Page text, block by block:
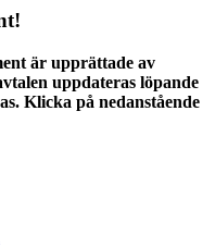
är upprättade av
uppdateras löpande
Klicka på nedanstående